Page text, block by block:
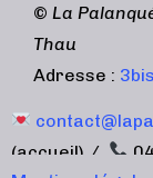
© La
Thau
Adresse :
(accueil) /